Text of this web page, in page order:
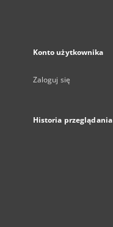
Konto użytkownika
Zaloguj się
Historia przeglądania